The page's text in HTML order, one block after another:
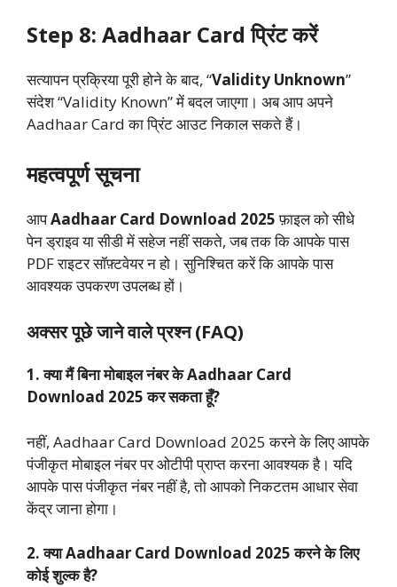
Step 8: Aadhaar Card प्रिंट करें
सत्यापन प्रक्रिया पूरी होने के बाद, “Validity Unknown”
संदेश “Validity Known” में बदल जाएगा। अब आप अपने
Aadhaar Card का प्रिंट आउट निकाल सकते हैं।
महत्वपूर्ण सूचना
आपAadhaar Card Download 2025फ़ाइल को सीधे
पेन ड्राइव या सीडी में सहेज नहीं सकते, जब तक कि आपके पास
PDF राइटर सॉफ़्टवेयर न हो। सुनिश्चित करें कि आपके पास
आवश्यक उपकरण उपलब्ध हों।
अक्सर पूछे जाने वाले प्रश्न (FAQ)
1. क्या मैं बिना मोबाइल नंबर के Aadhaar Card
Download 2025 कर सकता हूँ?
नहीं, Aadhaar Card Download 2025 करने के लिए आपके
पंजीकृत मोबाइल नंबर पर ओटीपी प्राप्त करना आवश्यक है। यदि
आपके पास पंजीकृत नंबर नहीं है, तो आपको निकटतम आधार सेवा
केंद्र जाना होगा।
2. क्या Aadhaar Card Download 2025 करने के लिए
कोई शुल्क है?